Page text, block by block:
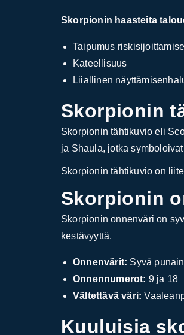
Skorpionin haasteita
Taipumus
Kateellisuus
Liiallinen
Skorpionin
Skorpionin tähtikuvio eli
ja Shaula, jotka
Skorpionin tähtikuvio on
Skorpionin
Skorpionin onnenväri on
kestävyyttä.
Onnenvärit: Syvä
Onnennumerot: 9 ja 18
Vältettävä väri:
Kuuluisia